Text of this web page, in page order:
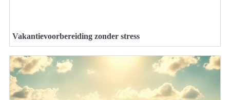
Vakantievoorbereiding zonder stress